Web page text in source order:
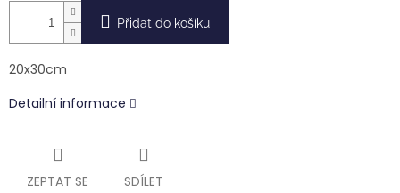
Přidat do košíku
20x30cm
Detailní informace
ZEPTAT SE SDÍLET